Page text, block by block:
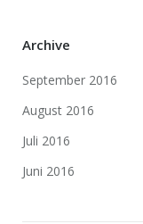
Archive
September 2016
August 2016
Juli 2016
Juni 2016